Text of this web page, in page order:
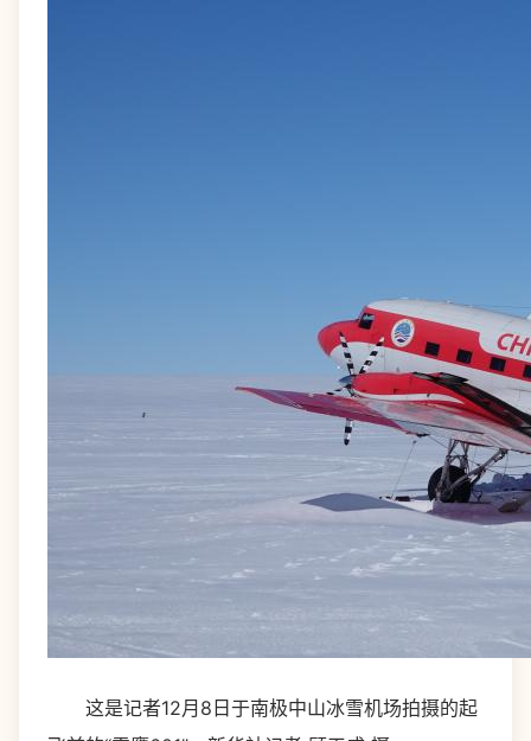
这是记者12月8日于南极中山冰雪机场拍摄的起